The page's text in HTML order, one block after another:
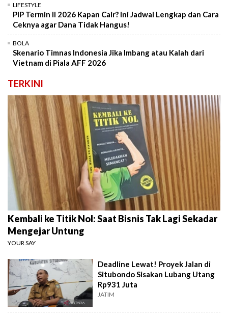
LIFESTYLE
PIP Termin II 2026 Kapan Cair? Ini Jadwal Lengkap dan Cara
Ceknya agar Dana Tidak Hangus!
BOLA
Skenario Timnas Indonesia Jika Imbang atau Kalah dari
Vietnam di Piala AFF 2026
TERKINI
Kembali ke Titik Nol: Saat Bisnis Tak Lagi Sekadar
Mengejar Untung
YOUR SAY
Deadline Lewat! Proyek Jalan di
Situbondo Sisakan Lubang Utang
Rp931 Juta
JATIM